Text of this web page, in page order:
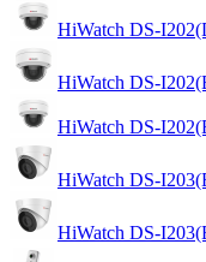
HiWatch DS-
HiWatch DS-
HiWatch DS-
HiWatch DS-
HiWatch DS-